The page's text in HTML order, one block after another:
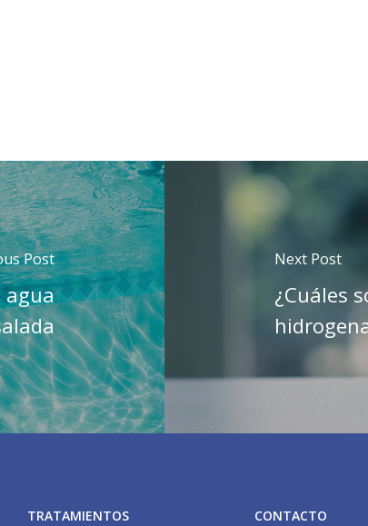
Post
agua
Next Post
¿Cuáles
TRATAMIENTOS CONTACTO